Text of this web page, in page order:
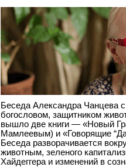
Беседа Александра Чанцева
богословом, защитником
вышло две книги — «Новый
Мамлеевым) и «Говорящие
Беседа разворачивается
животным, зеленого
Хайдеггера и изменений в